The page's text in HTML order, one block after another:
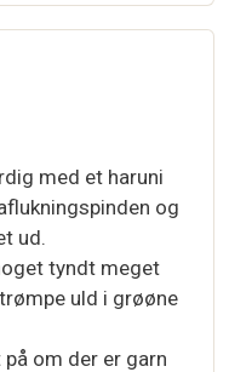
med et haruni
og
ud.
tyndt meget
uld i grøøne
om der er garn